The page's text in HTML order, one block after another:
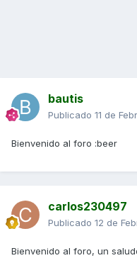
bautis
Publicado 11 de
Bienvenido al foro :beer
carlos230497
Publicado 12 de
Bienvenido al foro, un